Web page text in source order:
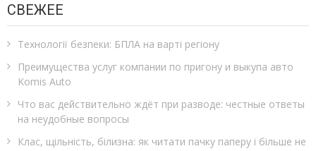
СВЕЖЕЕ
Технології безпеки: БПЛА на варті регіону
Преимущества услуг компании по пригону и выкупа авто
Komis Auto
Что вас действительно ждёт при разводе: честные ответы
на неудобные вопросы
Клас, щільність, білизна: як читати пачку паперу і більше не